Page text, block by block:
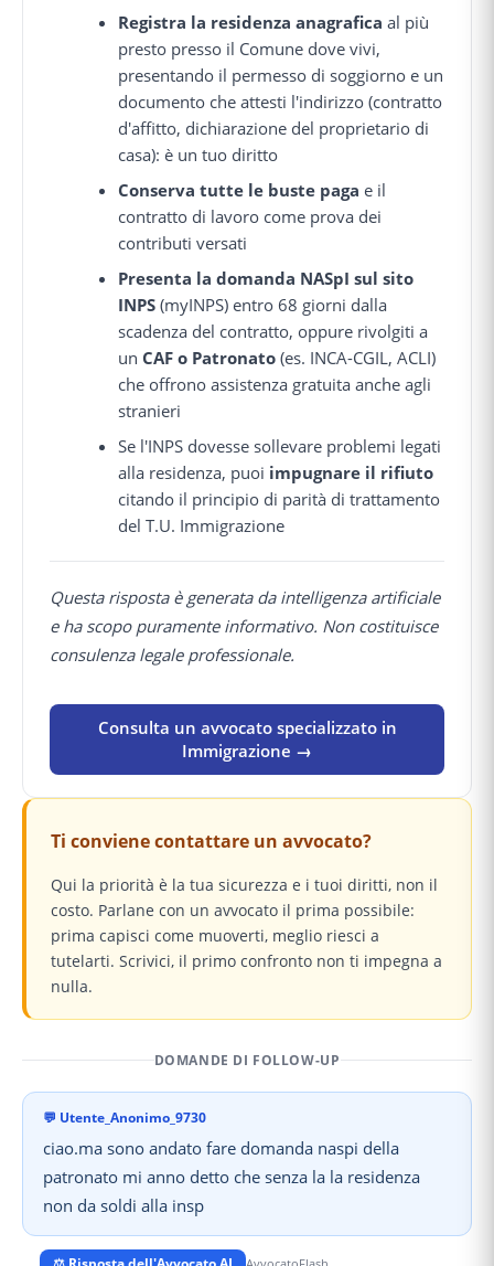
Registra la residenza anagrafica al più
presto presso il Comune dove vivi,
presentando il permesso di soggiorno e un
documento che attesti l'indirizzo (contratto
d'affitto, dichiarazione del proprietario di
casa): è un tuo diritto
Conserva tutte le buste paga e il
contratto di lavoro come prova dei
contributi versati
Presenta la domanda NASpI sul sito
INPS (myINPS) entro 68 giorni dalla
scadenza del contratto, oppure rivolgiti a
un CAF o Patronato (es. INCA-CGIL, ACLI)
che offrono assistenza gratuita anche agli
stranieri
Se l'INPS dovesse sollevare problemi legati
alla residenza, puoi impugnare il rifiuto
citando il principio di parità di trattamento
del T.U. Immigrazione
Questa risposta è generata da intelligenza artificiale
e ha scopo puramente informativo. Non costituisce
consulenza legale professionale.
Consulta un avvocato specializzato in
Immigrazione →
Ti conviene contattare un avvocato?
Qui la priorità è la tua sicurezza e i tuoi diritti, non il
costo. Parlane con un avvocato il prima possibile:
prima capisci come muoverti, meglio riesci a
tutelarti. Scrivici, il primo confronto non ti impegna a
nulla.
DOMANDE DI FOLLOW-UP
💬 Utente_Anonimo_9730
ciao.ma sono andato fare domanda naspi della
patronato mi anno detto che senza la la residenza
non da soldi alla insp